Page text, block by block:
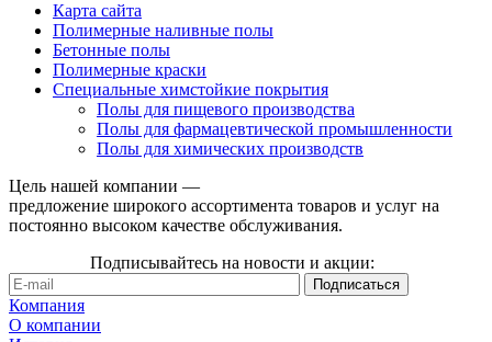
Карта сайта
Полимерные наливные полы
Бетонные полы
Полимерные краски
Специальные химстойкие покрытия
Полы для пищевого производства
Полы для фармацевтической промышленности
Полы для химических производств
Цель нашей компании —
предложение широкого ассортимента товаров и услуг на
постоянно высоком качестве обслуживания.
Подписывайтесь на новости и акции:
Компания
О компании